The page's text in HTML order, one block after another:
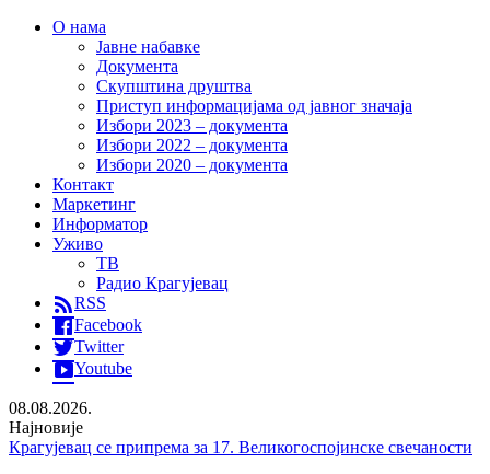
О нама
Јавне набавке
Документа
Скупштина друштва
Приступ информацијама од јавног значаја
Избори 2023 – документа
Избори 2022 – документа
Избори 2020 – документа
Контакт
Маркетинг
Информатор
Уживо
ТВ
Радио Крагујевац
RSS
Facebook
Twitter
Youtube
08.08.2026.
Најновије
Крагујевац се припрема за 17. Великогоспојинске свечаности